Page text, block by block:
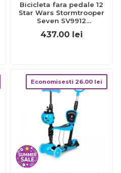
Bicicleta fara pedale 12
Star Wars Stormtrooper
Seven SV9912
437.00 lei
Economisesti 26.00 lei